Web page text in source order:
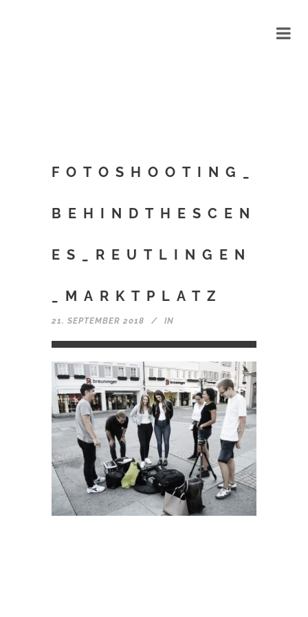
FOTOSHOOTING_
BEHINDTHESCEN
ES_REUTLINGEN
_MARKTPLATZ
21. SEPTEMBER 2018 IN